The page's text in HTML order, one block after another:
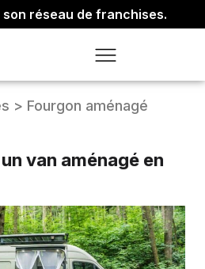
son réseau de franchises.
> Fourgon aménagé
van aménagé en